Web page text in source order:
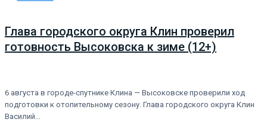
Глава городского округа Клин проверил
готовность Высоковска к зиме (12+)
6 августа в городе-спутнике Клина — Высоковске проверили ход
подготовки к отопительному сезону. Глава городского округа Клин
Василий…